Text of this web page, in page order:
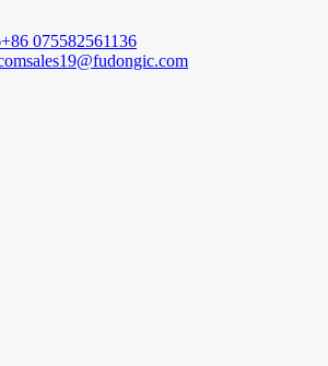
+86 075582561136
sales19@fudongic.com